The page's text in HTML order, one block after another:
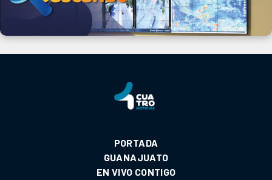
PORTADA
GUANAJUATO
EN VIVO CONTIGO